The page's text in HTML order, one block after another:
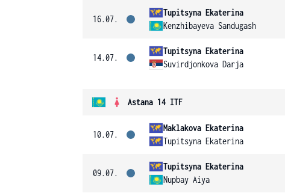
16.07.
Tupitsyna Ekaterina
Kenzhibayeva Sandugash
14.07.
Tupitsyna Ekaterina
Suvirdjonkova Darja
Astana 14 ITF
10.07.
Maklakova Ekaterina
Tupitsyna Ekaterina
09.07.
Tupitsyna Ekaterina
Nupbay Aiya